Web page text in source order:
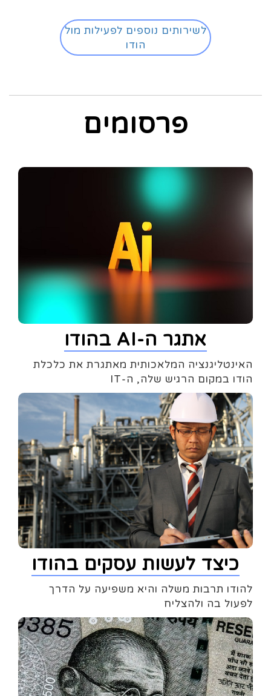
לשירותים נוספים לפעילות מול
הודו
פרסומים
אתגר ה-AI בהודו
האינטליגנציה המלאכותית מאתגרת את כלכלת
הודו במקום הרגיש שלה, ה-IT
כיצד לעשות עסקים בהודו
להודו תרבות משלה והיא משפיעה על הדרך
לפעול בה ולהצליח